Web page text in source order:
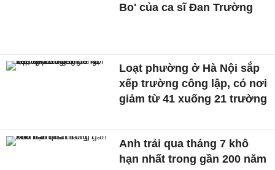
Bo' của ca sĩ Đan Trường
Loạt phường ở Hà Nội sắp
xếp trường công lập, có nơi
giảm từ 41 xuống 21 trường
Anh trải qua tháng 7 khô
hạn nhất trong gần 200 năm